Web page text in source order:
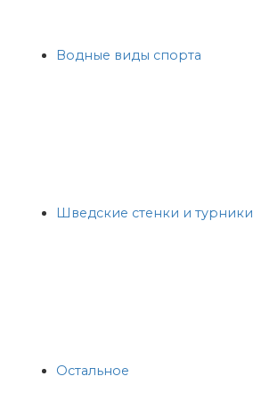
Водные виды спорта
Шведские стенки и турники
Остальное